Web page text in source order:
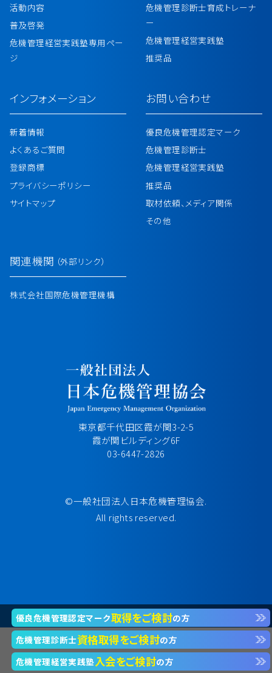
活動内容
普及啓発
危機管理経営実践塾専用ペー
ジ
危機管理診断士育成トレーナ
ー
危機管理経営実践塾
推奨品
インフォメーション
新着情報
よくあるご質問
登録商標
プライバシーポリシー
サイトマップ
お問い合わせ
優良危機管理認定マーク
危機管理診断士
危機管理経営実践塾
推奨品
取材依頼、メディア関係
その他
関連機関 （外部リンク）
株式会社国際危機管理機構
東京都千代田区霞が関3-2-5
霞が関ビルディング6F
03-6447-2826
©一般社団法人日本危機管理協会.
All rights reserved.
優良危機管理認定マーク取得をご検討の方
危機管理診断士資格取得をご検討の方
危機管理経営実践塾入会をご検討の方